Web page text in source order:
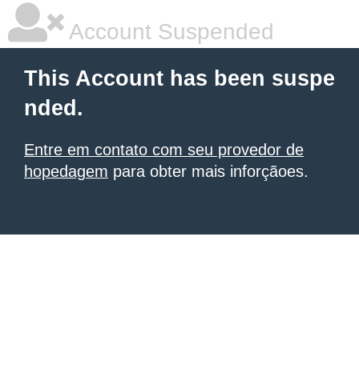
Account Suspended
This Account has been suspe
nded.
Entre em contato com seu provedor de
hopedagem para obter mais inforçãoes.